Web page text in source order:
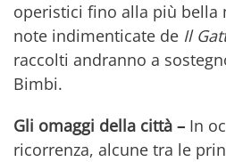
operistici fino alla più bella
note indimenticate de Il
raccolti andranno a
Bimbi.
Gli omaggi della città – In
ricorrenza, alcune tra le